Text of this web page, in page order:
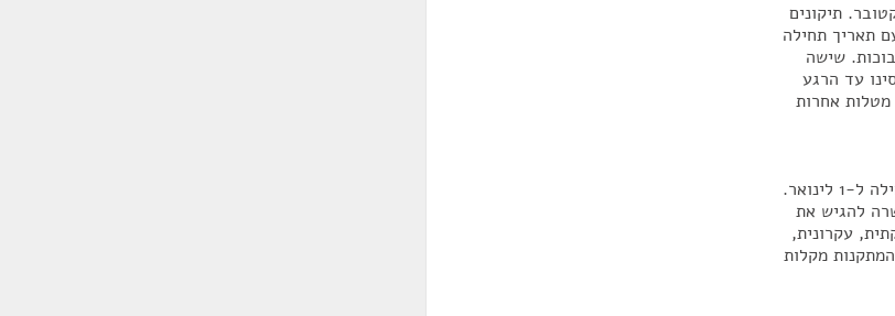
תיקונים
תאריך תחילה
שישה
עד הרגע
אחרות
לפיכך, ב-30 באוגוסט הוגשה בקשה של שר התחבורה לדחות את התחילה ל-1 לינואר.
להגיש את
עקרונית,
מקלות